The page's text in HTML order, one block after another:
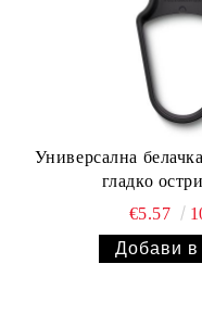
Универсална
€5.57